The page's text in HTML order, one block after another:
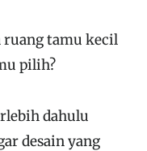
ruang tamu kecil
pilih?
dahulu
desain yang